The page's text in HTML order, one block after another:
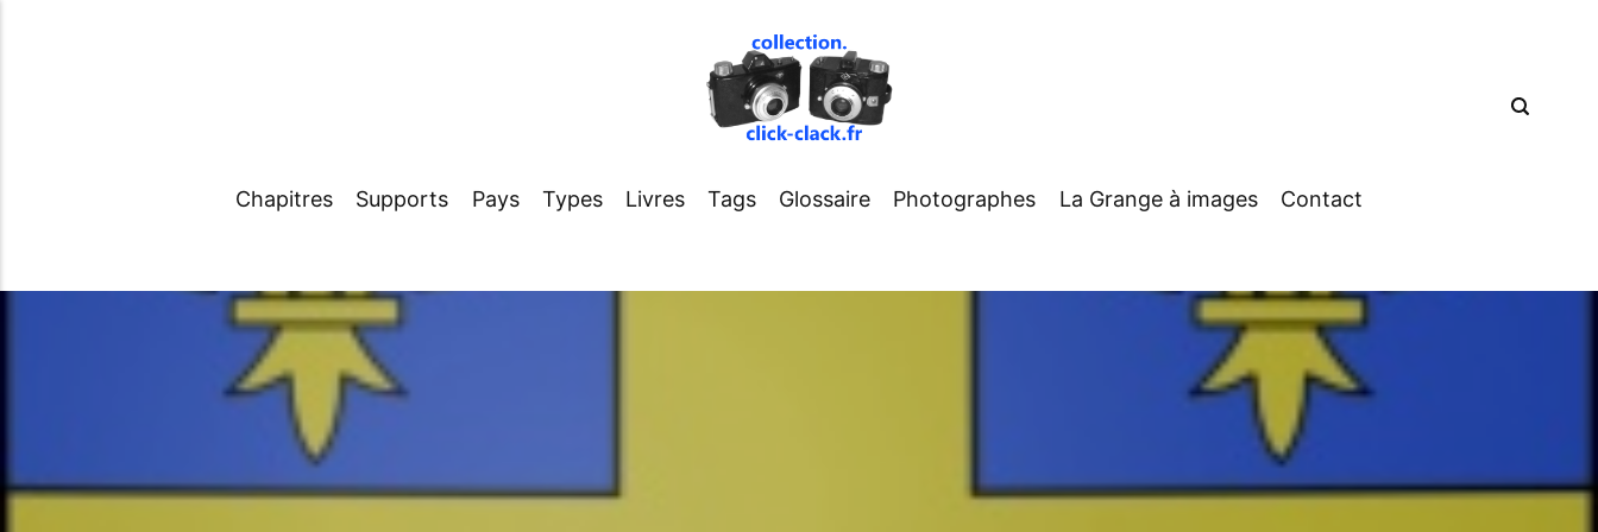
Chapitres Supports Pays Types Livres Tags Glossaire Photographes La Grange à images Contact